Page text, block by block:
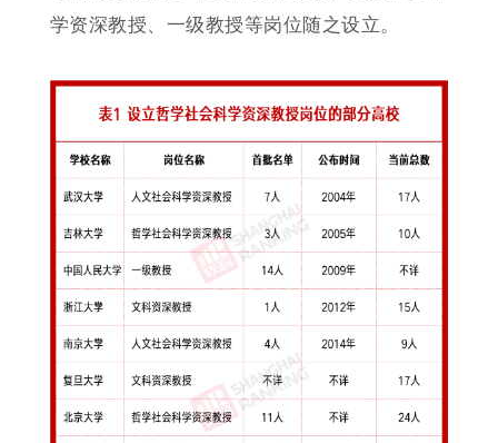
学资深教授、一级教授等岗位随之设立。